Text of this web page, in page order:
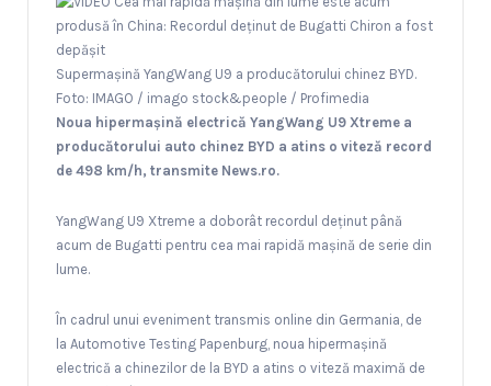
Supermașină YangWang U9 a producătorului chinez BYD.
Foto: IMAGO / imago stock&people / Profimedia
Noua hipermaşină electrică YangWang U9 Xtreme a
producătorului auto chinez BYD a atins o viteză record
de 498 km/h, transmite News.ro.
YangWang U9 Xtreme a doborât recordul deţinut până
acum de Bugatti pentru cea mai rapidă maşină de serie din
lume.
În cadrul unui eveniment transmis online din Germania, de
la Automotive Testing Papenburg, noua hipermaşină
electrică a chinezilor de la BYD a atins o viteză maximă de